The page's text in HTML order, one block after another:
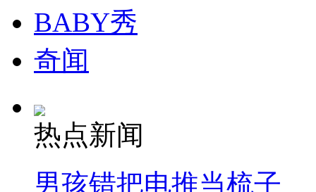
安徽一实载49人客车翻车
走！跟着总书记去植树
BABY秀
奇闻
热点新闻
男孩错把电推当梳子